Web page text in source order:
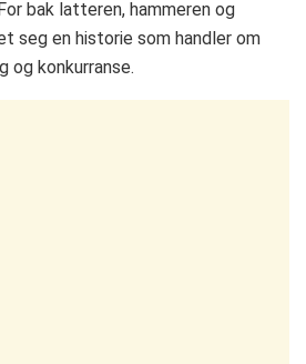
bak latteren, hammeren og
seg en historie som handler om
og konkurranse.